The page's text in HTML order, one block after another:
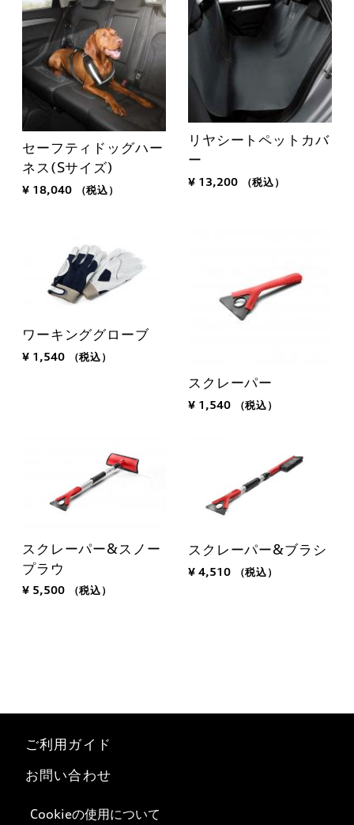
セーフティドッグハー
ネス(Sサイズ)
¥ 18,040 （税込）
リヤシートペットカバ
ー
¥ 13,200 （税込）
ワーキンググローブ
¥ 1,540 （税込）
スクレーパー
¥ 1,540 （税込）
スクレーパー&スノー
プラウ
¥ 5,500 （税込）
スクレーパー&ブラシ
¥ 4,510 （税込）
ご利用ガイド
お問い合わせ
マイページ
Cookieの使用について